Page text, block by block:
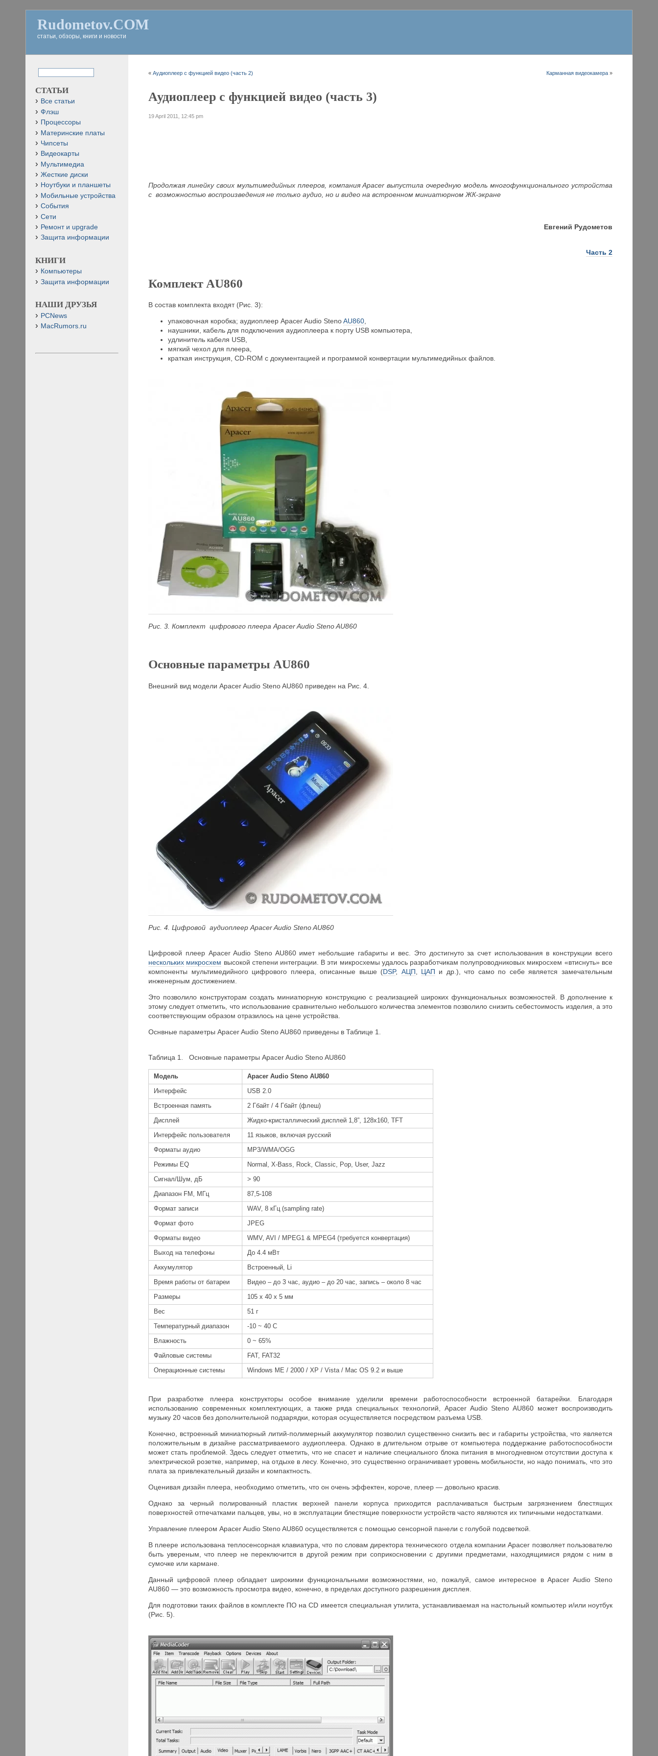
Rudometov.COM
статьи, обзоры, книги и новости
«Аудиоплеер с функцией видео (часть 2) Карманная видеокамера»
Аудиоплеер с функцией видео (часть 3)
19 April 2011, 12:45 pm
Продолжая линейку своих мультимедийных плееров, компания Apacer выпустила очередную модель многофункционального устройства
с возможностью воспроизведения не только аудио, но и видео на встроенном миниатюрном ЖК-экране
Евгений Рудометов
Часть 2
Комплект AU860
В состав комплекта входят (Рис. 3):
упаковочная коробка; аудиоплеер Apacer Audio StenoAU860
наушники, кабель для подключения аудиоплеера к порту USB компьютера,
удлинитель кабеля USB,
мягкий чехол для плеера,
краткая инструкция, CD-ROM с документацией и программой конвертации мультимедийных файлов.
Рис. 3. Комплект цифрового плеераApacerAudioStenoAU860
Основные параметры AU860
Внешний вид модели Apacer Audio Steno AU860 приведен на Рис. 4.
Рис . 4 . Цифровой аудиоплеер Apacer Audio Steno AU860
Цифровой плеер Apacer Audio Steno AU860 имет небольшие габариты и вес. Это достигнуто за счет использования в конструкции всего
нескольких микросхем высокой степени интеграции. В эти микросхемы удалось разработчикам полупроводниковых микросхем «втиснуть» все
компоненты мультимедийного цифрового плеера, описанные выше (DSP, АЦП ЦАП и др.), что само по себе является замечательным
инженерным достижением.
Это позволило конструкторам создать миниатюрную конструкцию с реализацией широких функциональных возможностей. В дополнение к
этому следует отметить, что использование сравнительно небольшого количества элементов позволило снизить себестоимость изделия, а это
соответствующим образом отразилось на цене устройства.
Оснвные параметры Apacer Audio Steno AU860 приведены в Таблице 1.
Таблица 1. Основные параметры Apacer Audio Steno AU860
Модель Apacer Audio Steno AU860
Интерфейс USB 2.0
Встроенная память 2 Гбайт / 4 Гбайт (флеш)
Дисплей Жидко-кристаллический дисплей 1,8”, 128х160, TFT
Интерфейс пользователя 11 языков, включая русский
Форматы аудио MP3/WMA/OGG
Режимы EQ Normal, X-Bass, Rock, Classic, Pop, User, Jazz
Сигнал/Шум, дБ > 90
Диапазон FM, МГц 87,5-108
Формат записи WAV, 8 кГц (sampling rate)
Формат фото JPEG
Форматы видео WMV, AVI / MPEG1 & MPEG4 (требуется конвертация)
Выход на телефоны До 4.4 мВт
Аккумулятор Встроенный, Li
Время работы от батареи Видео – до 3 час, аудио – до 20 час, запись – около 8 час
Размеры 105 х 40 х 5 мм
Вес 51 г
Температурный диапазон -10 ~ 40 С
Влажность 0 ~ 65%
Файловые системы FAT, FAT32
Операционные системы Windows ME / 2000 / XP / Vista / Mac OS 9.2 и выше
При разработке плеера конструкторы особое внимание уделили времени работоспособности встроенной батарейки. Благодаря
использованию современных комплектующих, а также ряда специальных технологий, Apacer Audio Steno AU860 может воспроизводить
музыку 20 часов без дополнительной подзарядки, которая осуществляется посредством разъема USB.
Конечно, встроенный миниатюрный литий-полимерный аккумулятор позволил существенно снизить вес и габариты устройства, что является
положительным в дизайне рассматриваемого аудиоплеера. Однако в длительном отрыве от компьютера поддержание работоспособности
может стать проблемой. Здесь следует отметить, что не спасет и наличие специального блока питания в многодневном отсутствии доступа к
электрической розетке, например, на отдыхе в лесу. Конечно, это существенно ограничивает уровень мобильности, но надо понимать, что это
плата за привлекательный дизайн и компактность.
Оценивая дизайн плеера, необходимо отметить, что он очень эффектен, короче, плеер — довольно красив.
Однако за черный полированный пластик верхней панели корпуса приходится расплачиваться быстрым загрязнением блестящих
поверхностей отпечатками пальцев, увы, но в эксплуатации блестящие поверхности устройств часто являются их типичными недостатками.
Управление плеером Apacer Audio Steno AU860 осуществляется с помощью сенсорной панели с голубой подсветкой.
В плеере использована теплосенсорная клавиатура, что по словам директора технического отдела компании Apacer позволяет пользователю
быть увереным, что плеер не переключится в другой режим при соприкосновении с другими предметами, находящимися рядом с ним в
сумочке или кармане.
Данный цифровой плеер обладает широкими функциональными возможностями, но, пожалуй, самое интересное в Apacer Audio Steno
AU860 — это возможность просмотра видео, конечно, в пределах доступного разрешения дисплея.
Для подготовки таких файлов в комплекте ПО на CD имеется специальная утилита, устанавливаемая на настольный компьютер и/или ноутбук
(Рис. 5).
СТАТЬИ
Все статьи
Флэш
Процессоры
Материнские платы
Чипсеты
Видеокарты
Мультимедиа
Жесткие диски
Ноутбуки и планшеты
Мобильные устройства
События
Сети
Ремонт и upgrade
Защита информации
КНИГИ
Компьютеры
Защита информации
НАШИ ДРУЗЬЯ
PCNews
MacRumors.ru